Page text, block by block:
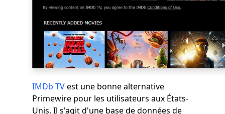
IMDb TVest une bonne alternative
Primewire pour les utilisateurs aux États-
Unis. Il s'agit d'une base de données de